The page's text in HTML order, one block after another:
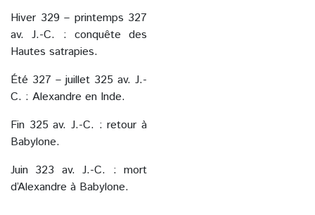
Hiver 329 – printemps 327
av. J.-C. : conquête des
Hautes satrapies.
Été 327 – juillet 325 av. J.-
C. : Alexandre en Inde.
Fin 325 av. J.-C. : retour à
Babylone.
Juin 323 av. J.-C. : mort
d’Alexandre à Babylone.